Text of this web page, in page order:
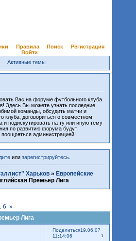
Правила Поиск
Регистрация
Войти
Активные темы
Вас на форуме футбольного клуба
Здесь Вы можете узнать последние
команды, обсудить матчи и
клуба, договориться о совместном
и подискутировать на ту или иную тему
по развитию форума будут
поощряться администрацией!
илизарегистрируйтесь
Харьков » Европейские
Премьер Лига
Лига
6 »
Поделиться
1
19.06.07
11:14:06